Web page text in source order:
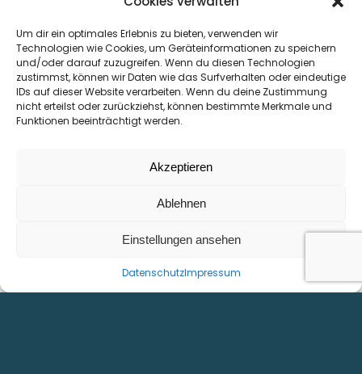
Um dir ein optimales Erlebnis zu bieten, verwenden wir
Technologien wie Cookies, um Geräteinformationen zu speichern
und/oder darauf zuzugreifen. Wenn du diesen Technologien
zustimmst, können wir Daten wie das Surfverhalten oder eindeutige
IDs auf dieser Website verarbeiten. Wenn du deine Zustimmung
nicht erteilst oder zurückziehst, können bestimmte Merkmale und
Funktionen beeinträchtigt werden.
Akzeptieren
Ablehnen
Einstellungen ansehen
DatenschutzImpressum
SITEMAP
Home
INFO
Downloads
Daumegasse 1-3